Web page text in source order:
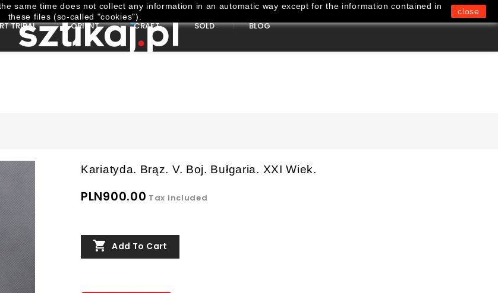
TRIBAL ORIENT CRAFT SOLD BLOG
Kariatyda. Brąz. V. Boj. Bułgaria. XXI Wiek.
PLN900.00 Tax included
 Add To Cart
same time does not collect any information in an automatic way except for the information contained in
these files (so-called "cookies").
close